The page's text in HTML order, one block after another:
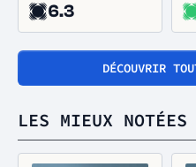
6.3
DÉCOUVRIR
LES MIEUX NOTÉES